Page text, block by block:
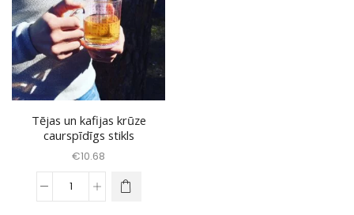
Tējas un kafijas krūze
caurspīdīgs stikls
€10.68
Tējas